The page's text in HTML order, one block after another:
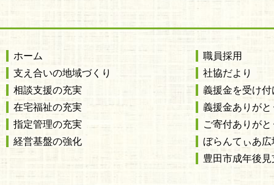
ホーム
支え合いの地域づくり
相談支援の充実
在宅福祉の充実
指定管理の充実
経営基盤の強化
職員採用
社協だより
義援金を受け付
義援金ありが
ご寄付ありが
ぼらんてぃあ広
豊田市成年後